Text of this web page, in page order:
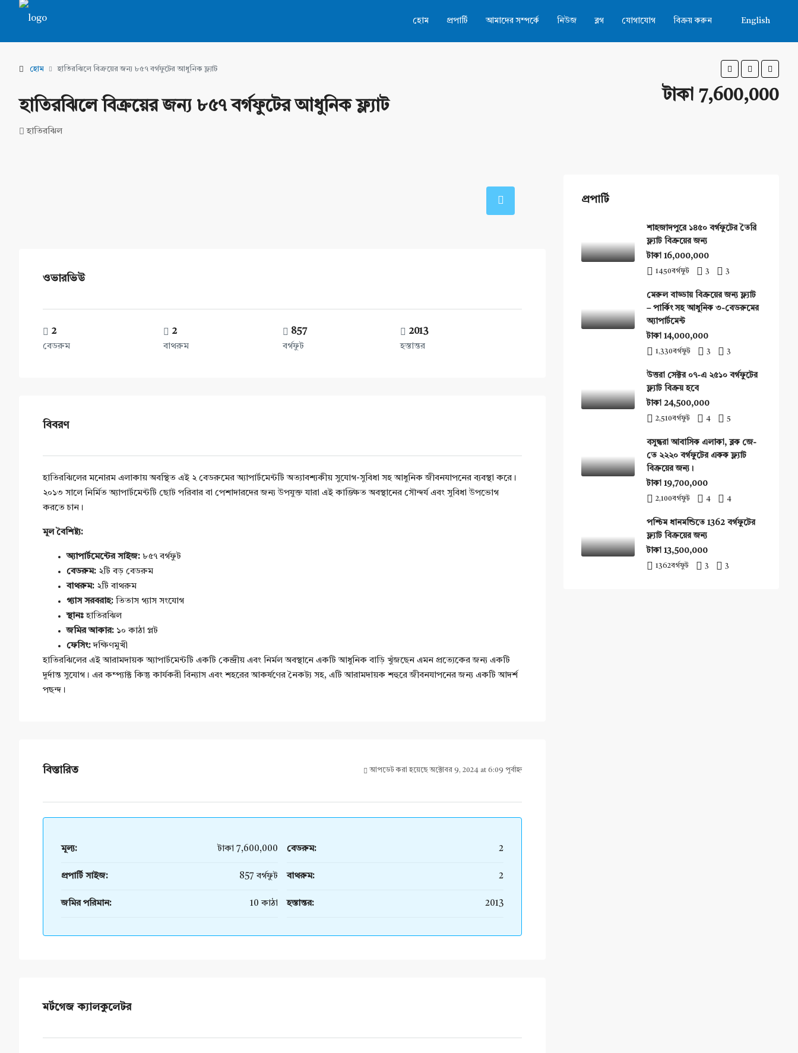
হোম প্রপার্টি আমাদের সম্পর্কে নিউজ ব্লগ যোগাযোগ বিক্রয় করুন English
হোম হাতিরঝিলে বিক্রয়ের জন্য ৮৫৭ বর্গফুটের আধুনিক ফ্ল্যাট
হাতিরঝিলে বিক্রয়ের জন্য ৮৫৭ বর্গফুটের আধুনিক ফ্ল্যাট
টাকা 7,600,000
হাতিরঝিল
ওভারভিউ
2
বেডরুম
2
বাথরুম
857
বর্গফুট
2013
হস্তান্তর
বিবরণ
হাতিরঝিলের মনোরম এলাকায় অবস্থিত এই ২ বেডরুমের অ্যাপার্টমেন্টটি অত্যাবশ্যকীয় সুযোগ-সুবিধা সহ আধুনিক জীবনযাপনের ব্যবস্থা করে।
২০১৩ সালে নির্মিত অ্যাপার্টমেন্টটি ছোট পরিবার বা পেশাদারদের জন্য উপযুক্ত যারা এই কাঙ্ক্ষিত অবস্থানের সৌন্দর্য এবং সুবিধা উপভোগ
করতে চান।
মূল বৈশিষ্ট্য:
অ্যাপার্টমেন্টের সাইজ: ৮৫৭ বর্গফুট
বেডরুম: ২টি বড় বেডরুম
বাথরুম: ২টি বাথরুম
গ্যাস সরবরাহ: তিতাস গ্যাস সংযোগ
স্থানঃ হাতিরঝিল
জমির আকার: ১০ কাঠা প্লট
ফেসিং: দক্ষিণমুখী
হাতিরঝিলের এই আরামদায়ক অ্যাপার্টমেন্টটি একটি কেন্দ্রীয় এবং নির্মল অবস্থানে একটি আধুনিক বাড়ি খুঁজছেন এমন প্রত্যেকের জন্য একটি
দুর্দান্ত সুযোগ। এর কম্প্যাক্ট কিন্তু কার্যকরী বিন্যাস এবং শহরের আকর্ষণের নৈকট্য সহ, এটি আরামদায়ক শহুরে জীবনযাপনের জন্য একটি আদর্শ
পছন্দ।
বিস্তারিত আপডেট করা হয়েছে অক্টোবর 9, 2024 at 6:09 পূর্বাহ্ন
মূল্য: টাকা 7,600,000
প্রপার্টি সাইজ: 857 বর্গফুট
জমির পরিমান: 10 কাঠা
বেডরুম: 2
বাথরুম: 2
হস্তান্তর: 2013
মর্টগেজ ক্যালকুলেটর
প্রপার্টি
শাহজাদপুরে ১৪৫০ বর্গফুটের তৈরি
ফ্ল্যাট বিক্রয়ের জন্য
টাকা 16,000,000
1450বর্গফুট 3 3
মেরুল বাড্ডায় বিক্রয়ের জন্য ফ্ল্যাট
– পার্কিং সহ আধুনিক ৩-বেডরুমের
অ্যাপার্টমেন্ট
টাকা 14,000,000
1,330বর্গফুট 3 3
উত্তরা সেক্টর ০৭-এ ২৫১০ বর্গফুটের
ফ্ল্যাট বিক্রয় হবে
টাকা 24,500,000
2,510বর্গফুট 4 5
বসুন্ধরা আবাসিক এলাকা, ব্লক জে-
তে ২২২০ বর্গফুটের একক ফ্ল্যাট
বিক্রয়ের জন্য।
টাকা 19,700,000
2,100বর্গফুট 4 4
পশ্চিম ধানমন্ডিতে 1362 বর্গফুটের
ফ্ল্যাট বিক্রয়ের জন্য
টাকা 13,500,000
1362বর্গফুট 3 3